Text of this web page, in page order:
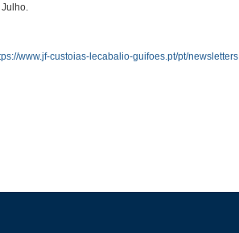
www.jf-custoias-lecabalio-guifoes.pt/pt/newsletters